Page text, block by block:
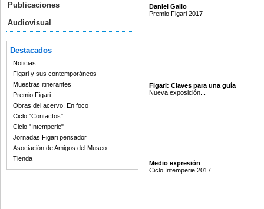
Publicaciones
Audiovisual
Destacados
Noticias
Figari y sus contemporáneos
Muestras itinerantes
Premio Figari
Obras del acervo. En foco
Ciclo "Contactos"
Ciclo "Intemperie"
Jornadas Figari pensador
Asociación de Amigos del Museo
Tienda
Daniel Gallo
Premio Figari 2017
Figari: Claves para una guía
Nueva exposición...
Medio expresión
Ciclo Intemperie 2017